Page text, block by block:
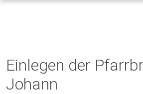
Einlegen der
Johann